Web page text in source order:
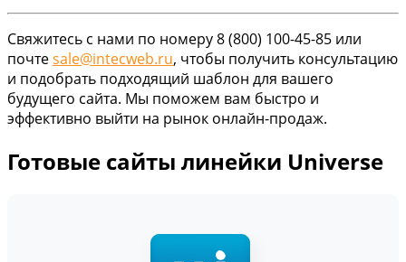
Свяжитесь с нами по номеру 8 (800) 100-45-85 или
почтеsale@intecweb.ru, чтобы получить консультацию
и подобрать подходящий шаблон для вашего
будущего сайта. Мы поможем вам быстро и
эффективно выйти на рынок онлайн-продаж.
Готовые сайты линейки Universe